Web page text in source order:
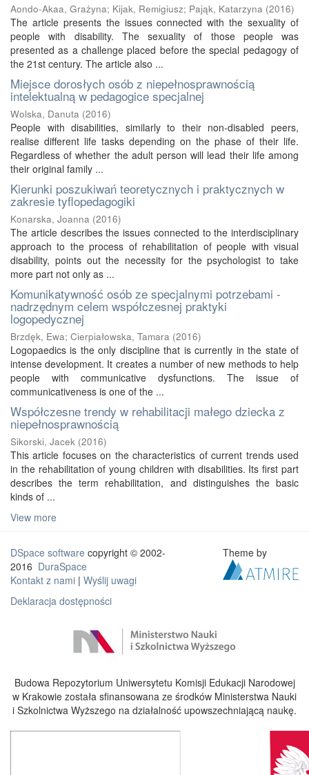
Aondo-Akaa, Grażyna; Kijak, Remigiusz; Pająk, Katarzyna (2016)
The article presents the issues connected with the sexuality of
people with disability. The sexuality of those people was
presented as a challenge placed before the special pedagogy of
the 21st century. The article also ...
Miejsce dorosłych osób z niepełnosprawnością
intelektualną w pedagogice specjalnej
Wolska, Danuta (2016)
People with disabilities, similarly to their non-disabled peers,
realise different life tasks depending on the phase of their life.
Regardless of whether the adult person will lead their life among
their original family ...
Kierunki poszukiwań teoretycznych i praktycznych w
zakresie tyflopedagogiki
Konarska, Joanna (2016)
The article describes the issues connected to the interdisciplinary
approach to the process of rehabilitation of people with visual
disability, points out the necessity for the psychologist to take
more part not only as ...
Komunikatywność osób ze specjalnymi potrzebami -
nadrzędnym celem współczesnej praktyki
logopedycznej
Brzdęk, Ewa; Cierpiałowska, Tamara (2016)
Logopaedics is the only discipline that is currently in the state of
intense development. It creates a number of new methods to help
people with communicative dysfunctions. The issue of
communicativeness is one of the ...
Współczesne trendy w rehabilitacji małego dziecka z
niepełnosprawnością
Sikorski, Jacek (2016)
This article focuses on the characteristics of current trends used
in the rehabilitation of young children with disabilities. Its first part
describes the term rehabilitation, and distinguishes the basic
kinds of ...
View more
DSpace software copyright © 2002-
2016 DuraSpace
Kontakt z nami | Wyślij uwagi
Deklaracja dostępności
Theme by
Budowa Repozytorium Uniwersytetu Komisji Edukacji Narodowej
w Krakowie została sfinansowana ze środków Ministerstwa Nauki
i Szkolnictwa Wyższego na działalność upowszechniającą naukę.